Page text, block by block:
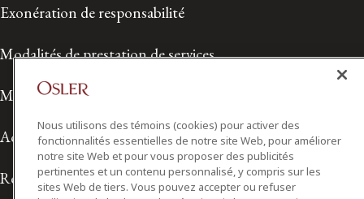
Exonération de responsabilité
Modalités de prestation de services
Modalités d'utilisation
Accessibilité
Relations avec les médias
Nous utilisons des témoins (cookies) pour activer des
fonctionnalités essentielles de notre site Web, pour améliorer
notre site Web et pour vous proposer des publicités
pertinentes et un contenu personnalisé, y compris sur les
sites Web de tiers. Vous pouvez accepter ou refuser